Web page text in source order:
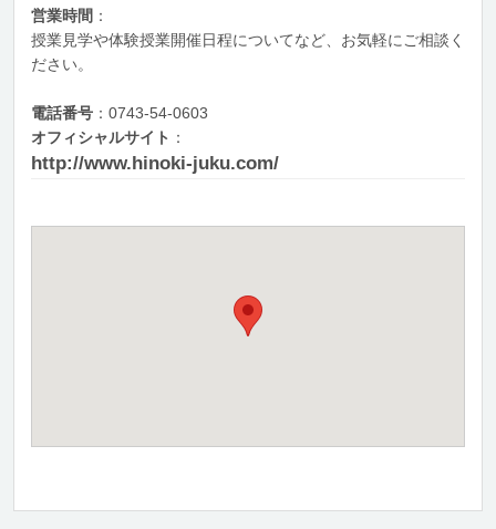
営業時間 ：
授業見学や体験授業開催日程についてなど、お気軽にご相談く
ださい。
電話番号 ：0743-54-0603
オフィシャルサイト ：
http://www.hinoki-juku.com/